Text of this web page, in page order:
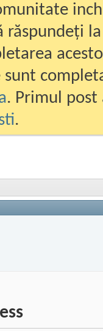
răspundeți
sunt
. Primul
.